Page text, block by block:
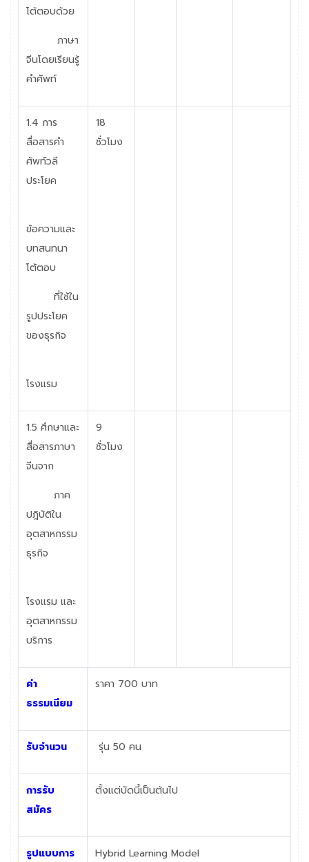
โต้ตอบด้วย
ภาษา
จีนโดยเรียนรู้
คำศัพท์
1.4 การ
สื่อสารคำ
ศัพท์วลี
ประโยค
ข้อความและ
บทสนทนา
โต้ตอบ
ที่ใช้ใน
รูปประโยค
ของธุรกิจ
โรงแรม
18
ชั่วโมง
1.5 ศึกษาและ
สื่อสารภาษา
จีนจาก
ภาค
ปฎิบัติใน
อุตสาหกรรม
ธุรกิจ
โรงแรม และ
อุตสาหกรรม
บริการ
9
ชั่วโมง
ค่า
ธรรมเนียม
ราคา 700 บาท
รับจำนวน รุ่น 50 คน
การรับ
สมัคร
ตั้งแต่บัดนี้เป็นต้นไป
รูปแบบการ
Hybrid Learning Model